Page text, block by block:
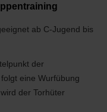
ab C-Jugend bis
der
eine Wurfübung
der Torhüter